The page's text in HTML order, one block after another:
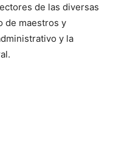
de las diversas
de maestros y
y la